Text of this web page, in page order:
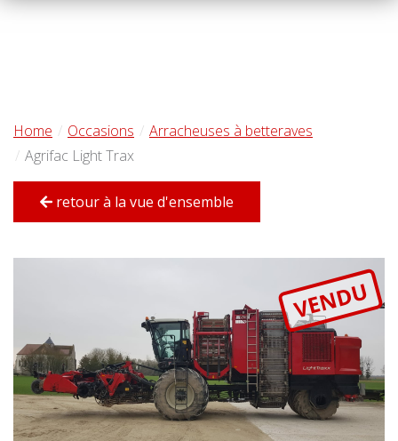
Home Occasions
Arracheuses à betteraves
Agrifac Light Trax
retour à la vue d'ensemble
VENDU